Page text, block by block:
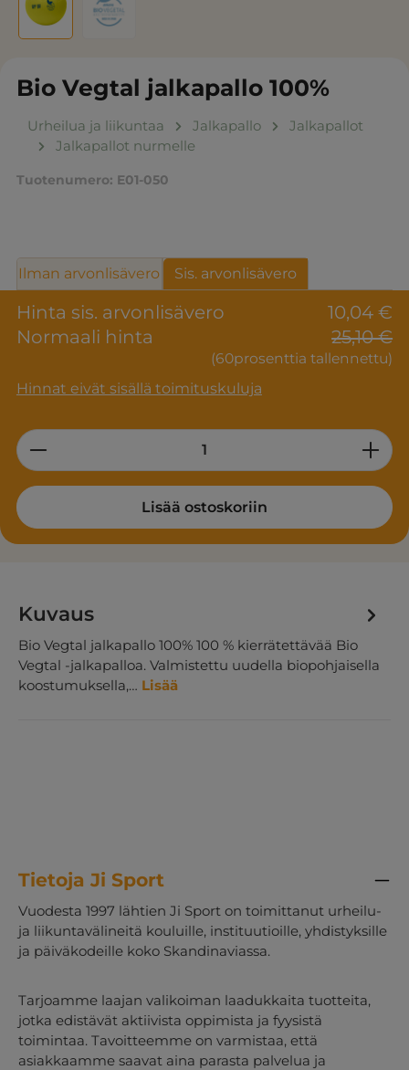
Bio Vegtal jalkapallo 100%
Urheilua ja liikuntaa Jalkapallo
Jalkapallot
Jalkapallot nurmelle
Tuotenumero: E01-050
Hinta sis. arvonlisävero
10,04 €
Normaali hinta
25,10 €
(60prosenttia tallennettu)
Hinnat eivät sisällä toimituskuluja
Ilman arvonlisävero Sis. arvonlisävero
Product Quantity: Enter the desired
Lisää ostoskoriin
Kuvaus
Bio Vegtal jalkapallo 100% 100 % kierrätettävää Bio
Vegtal -jalkapalloa. Valmistettu uudella biopohjaisella
koostumuksella,… Lisää
Tietoja Ji Sport
Vuodesta 1997 lähtien Ji Sport on toimittanut urheilu-
ja liikuntavälineitä kouluille, instituutioille, yhdistyksille
ja päiväkodeille koko Skandinaviassa.
Tarjoamme laajan valikoiman laadukkaita tuotteita,
jotka edistävät aktiivista oppimista ja fyysistä
toimintaa. Tavoitteemme on varmistaa, että
asiakkaamme saavat aina parasta palvelua ja